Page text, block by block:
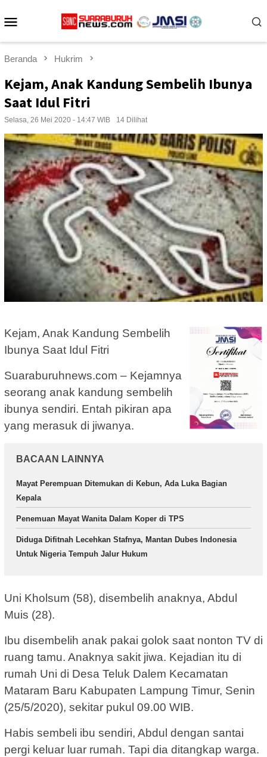
ke
Beranda Hukrim
Kejam, Anak Kandung Sembelih Ibunya
Saat Idul Fitri
Selasa, 26 Mei 2020 - 14:47 WIB 14 Dilihat
Kejam, Anak Kandung Sembelih
Ibunya Saat Idul Fitri
Suaraburuhnews.com – Kejamnya
seorang anak kandung sembelih
ibunya sendiri. Entah pikiran apa
yang merasuk di jiwanya.
BACAAN LAINNYA
Mayat Perempuan Ditemukan di Kebun, Ada Luka Bagian
Kepala
Penemuan Mayat Wanita Dalam Koper di TPS
Diduga Difitnah Lecehkan Stafnya, Mantan Dubes Indonesia
Untuk Nigeria Tempuh Jalur Hukum
Uni Kholsum (58), disembelih anaknya, Abdul
Muis (28).
Ibu disembelih anak pakai golok saat nonton TV di
ruang tamu. Anaknya sakit jiwa. Kejadian itu di
rumah Uni di Desa Teluk Dalem Kecamatan
Mataram Baru Kabupaten Lampung Timur, Senin
(25/5/2020), sekitar pukul 09.00 WIB.
Habis sembeli ibu sendiri, Abdul dengan santai
pergi keluar luar rumah. Tapi dia ditangkap warga.